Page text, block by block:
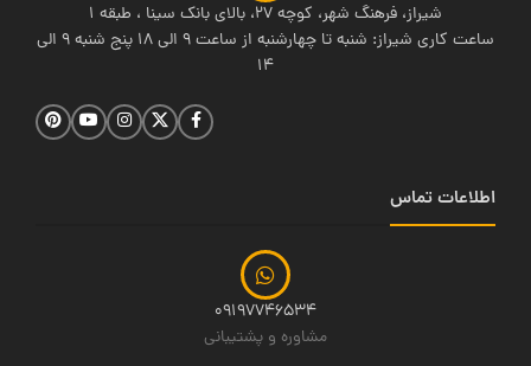
شیراز، فرهنگ شهر، کوچه 27، بالای بانک سینا ، طبقه 1
ساعت کاری شیراز: شنبه تا چهارشنبه از ساعت 9 الی 18 پنج شنبه 9 الی
14
اطلاعات تماس
09197746534
مشاوره و پشتیبانی